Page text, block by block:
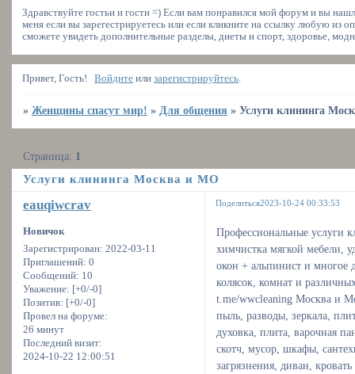
Здравствуйте гостьи и гости =) Если вам понравился мой форум и вы
меня если вы зарегестрируетесь или если кликните на ссылку любую из
сможете увидеть дополнительные разделы, диеты и спорт, здоровье,
Привет, Гость! Войдите илизарегистрируйтесь
»Женщины спасут мир! »Для общения »Услуги клининга
Услуги клининга Москва и МО
Страница: 1
Поделиться2023-10-24 00:33:53
eauqiwcrav
Новичок
Зарегистрирован: 2022-03-11
Приглашений: 0
Сообщений: 10
Уважение: [+0/-0]
Позитив: [+0/-0]
Провел на форуме:
26 минут
Последний визит:
2024-10-22 12:00:51
Профессиональные услуги
химчистка мягкой мебели,
окон + альпинист и многое
колясок, комнат и
t.me/wwcleaning Москва и
пыль, разводы, зеркала,
духовка, плита, варочная
скотч, мусор, шкафы,
загрязнения, диван,